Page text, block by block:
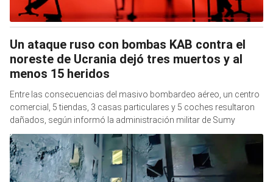
Un ataque ruso con bombas KAB contra el
noreste de Ucrania dejó tres muertos y al
menos 15 heridos
Entre las consecuencias del masivo bombardeo aéreo, un centro
comercial, 5 tiendas, 3 casas particulares y 5 coches resultaron
dañados, según informó la administración militar de Sumy